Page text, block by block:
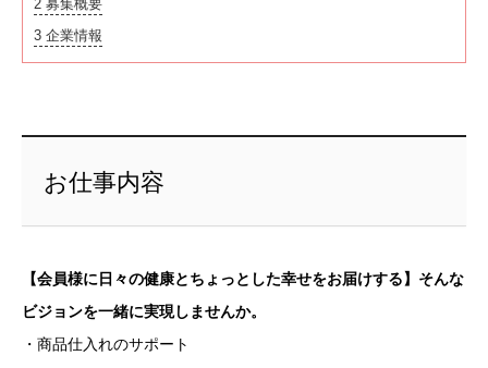
2 募集概要
3 企業情報
お仕事内容
【会員様に日々の健康とちょっとした幸せをお届けする】そんな
ビジョンを一緒に実現しませんか。
・商品仕入れのサポート